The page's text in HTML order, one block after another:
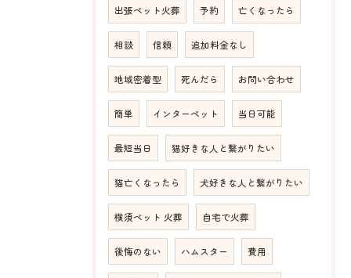
出張ペット火葬 予約 亡くなったら
相談 信頼 追加料金なし
地域密着型 死んだら お問い合わせ
簡単 インターペット 当日可能
最短当日 猫好きな人と繋がりたい
猫亡くなったら 犬好きな人と繋がりたい
横須ペット 火葬 自宅で火葬
後悔のない ハムスター 費用